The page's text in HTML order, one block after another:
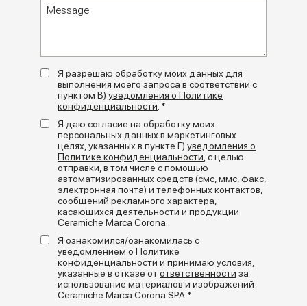
Miniature Rima пополняют коллекцию
малоформатной питки и проект Miniature Marca
изысканные композиции. Компактный формат,
насыщенная цветовая палитра и трехмерное глянцевое
покрытие создают декоративный продукт с сильным
визуальным и тактильным воздействием.
Уникальность коллекции заключается в ее
поверхности : блестящий, мягкий на ощупь эффект
выгодно подчеркивает пигменты и глубину цвета,
усиливая отражение света и динамичность стен. Контраст
между блеском стеклянной пасты и непрозрачностью
основы придает каждой укладке дополнительную
изысканность.
Коллекция Miniature Rimaпредставлена в десяти
предлагает гармоничный баланс теплых и
успокаивающих тонов. Палитра, созданная для
максимальной композиционной свободы, способна
элегантно адаптироваться к различным стилям и
украсить любую поверхность: от линейных стендо
архитектурных изгибов , отдекоративных ниш
смелых объемов.
Легко комбинируемая с другими артикулами из серии
Медиагалерея
Я разрешаю обработку моих данных для
выполнения моего запроса в соответствии с
пунктом В) уведомления о Политике
конфиденциальности . *
Я даю согласие на обработку моих
персональных данных в маркетинговых
целях, указанных в пункте Г) уведомления о
Политике конфиденциальности , с целью
отправки, в том числе с помощью
автоматизированных средств (смс, ммс, факс,
электронная почта) и телефонных контактов,
сообщений рекламного характера,
касающихся деятельности и продукции
Ceramiche Marca Corona.
Я ознакомился/ознакомилась с
уведомлением о Политике
конфиденциальности и принимаю условия,
указанные в отказе отответственности за
использование материалов и изображений
Ceramiche Marca Corona SPA *